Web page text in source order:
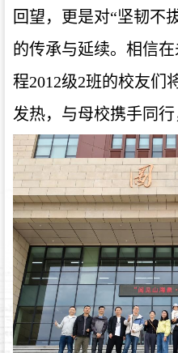
回望，更是对“坚韧不
的传承与延续。相信
程2012级2班的校友们
发热，与母校携手同行